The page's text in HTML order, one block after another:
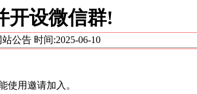
分析 通缉令
整理查询路径。
开设微信群!
公告 时间:2025-06-10
使用邀请加入。